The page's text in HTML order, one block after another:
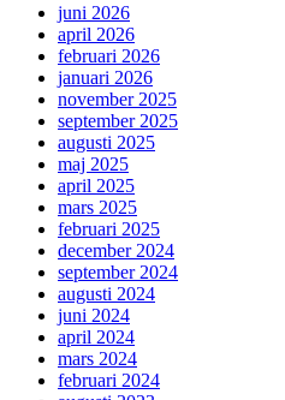
juni 2026
april 2026
februari 2026
januari 2026
november 2025
september 2025
augusti 2025
maj 2025
april 2025
mars 2025
februari 2025
december 2024
september 2024
augusti 2024
juni 2024
april 2024
mars 2024
februari 2024